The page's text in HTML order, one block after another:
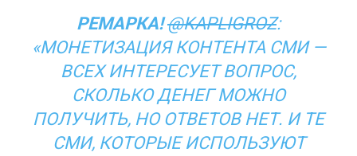
РЕМАРКА! @KAPLIGROZ:
«МОНЕТИЗАЦИЯ КОНТЕНТА СМИ —
ВСЕХ ИНТЕРЕСУЕТ ВОПРОС,
СКОЛЬКО ДЕНЕГ МОЖНО
ПОЛУЧИТЬ, НО ОТВЕТОВ НЕТ. И ТЕ
СМИ, КОТОРЫЕ ИСПОЛЬЗУЮТ